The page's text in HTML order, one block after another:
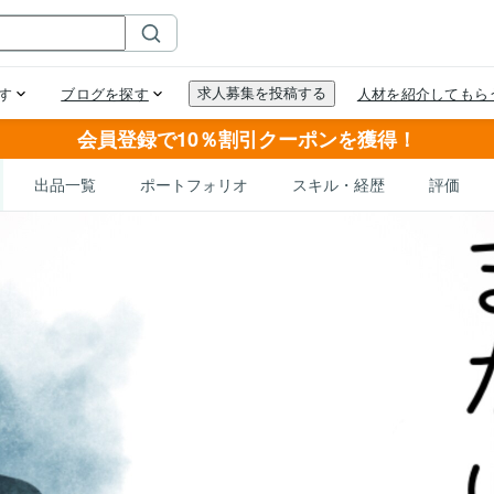
会員登録で10％割引クーポンを獲得！
出品一覧 ポートフォリオ スキル・経歴 評価